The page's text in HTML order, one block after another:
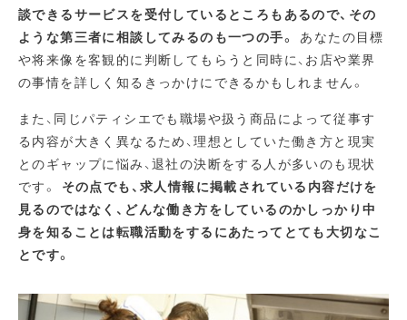
談できるサービスを受付しているところもあるので、その
ような第三者に相談してみるのも一つの手。
あなたの目標
や将来像を客観的に判断してもらうと同時に、お店や業界
の事情を詳しく知るきっかけにできるかもしれません。
また、同じパティシエでも職場や扱う商品によって従事す
る内容が大きく異なるため、理想としていた働き方と現実
とのギャップに悩み、退社の決断をする人が多いのも現状
です。 その点でも、求人情報に掲載されている内容だけを
見るのではなく、どんな働き方をしているのかしっかり中
身を知ることは転職活動をするにあたってとても大切なこ
とです。